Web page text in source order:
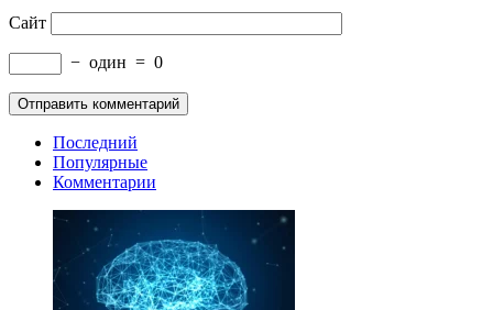
Сайт
− один = 0
Последний
Популярные
Комментарии